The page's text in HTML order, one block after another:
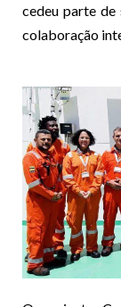
cedeu parte
colaboração